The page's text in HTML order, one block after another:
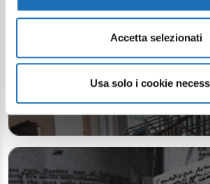
Accetta selezionati
Usa solo i cookie